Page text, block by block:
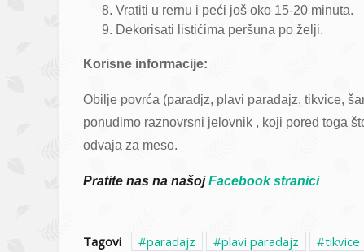
Vratiti u rernu i peći još oko 15-20 minuta.
Dekorisati listićima peršuna po želji.
Korisne informacije:
Obilje povrća (paradjz, plavi paradajz, tikvice,
ponudimo raznovrsni jelovnik , koji pored toga
odvaja za meso.
Pratite nas na našojFacebook stranici
Tagovi paradajz plavi paradajz tikvice